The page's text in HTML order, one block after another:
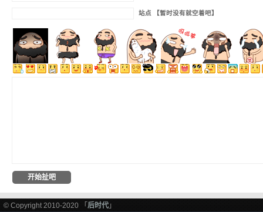
站点 【暂时没有就空着吧】
© Copyright 2010-2020 「 后时代 」